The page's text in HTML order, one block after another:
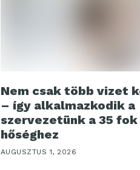
Nem csak több vizet
– így alkalmazkodik a
szervezetünk a 35
hőséghez
AUGUSZTUS 1, 2026